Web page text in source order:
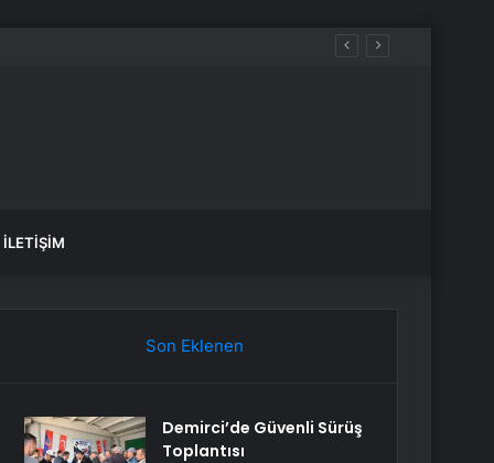
İLETIŞIM
Son Eklenen
Demirci’de Güvenli Sürüş
Toplantısı